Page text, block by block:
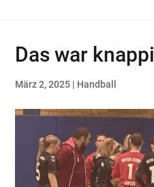
Das war knappi
März 2, 2025 | Handball